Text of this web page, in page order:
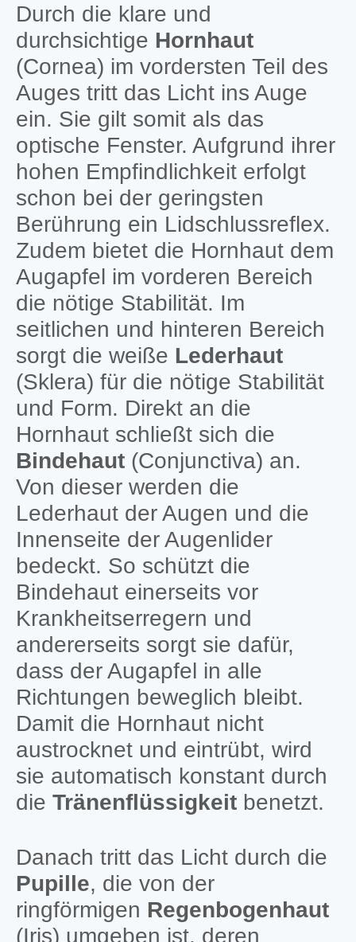
Durch die klare und
durchsichtige Hornhaut
(Cornea) im vordersten Teil des
Auges tritt das Licht ins Auge
ein. Sie gilt somit als das
optische Fenster. Aufgrund ihrer
hohen Empfindlichkeit erfolgt
schon bei der geringsten
Berührung ein Lidschlussreflex.
Zudem bietet die Hornhaut dem
Augapfel im vorderen Bereich
die nötige Stabilität. Im
seitlichen und hinteren Bereich
sorgt die weiße Lederhaut
(Sklera) für die nötige Stabilität
und Form. Direkt an die
Hornhaut schließt sich die
Bindehaut(Conjunctiva) an.
Von dieser werden die
Lederhaut der Augen und die
Innenseite der Augenlider
bedeckt. So schützt die
Bindehaut einerseits vor
Krankheitserregern und
andererseits sorgt sie dafür,
dass der Augapfel in alle
Richtungen beweglich bleibt.
Damit die Hornhaut nicht
austrocknet und eintrübt, wird
sie automatisch konstant durch
die Tränenflüssigkeitbenetzt.
Danach tritt das Licht durch die
Pupille, die von der
ringförmigen Regenbogenhaut
(Iris) umgeben ist, deren